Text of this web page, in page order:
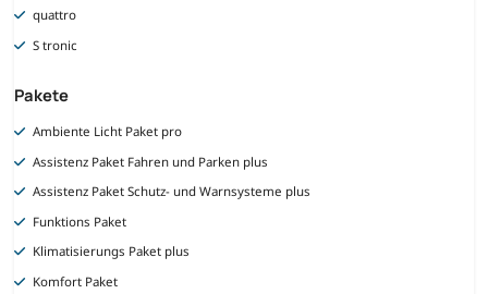
quattro
S tronic
Pakete
Ambiente Licht Paket pro
Assistenz Paket Fahren und Parken plus
Assistenz Paket Schutz- und Warnsysteme plus
Funktions Paket
Klimatisierungs Paket plus
Komfort Paket